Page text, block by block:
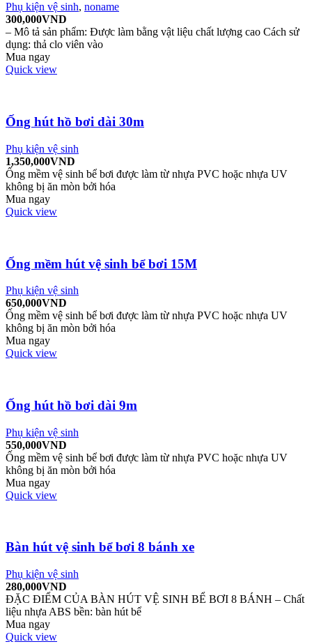
Phụ kiện vệ sinh, noname
300,000VND
– Mô tả sản phẩm: Được làm bằng vật liệu chất lượng cao Cách sử
dụng: thả clo viên vào
Mua ngay
Quick view
Ống hút hồ bơi dài 30m
Phụ kiện vệ sinh
1,350,000VND
Ống mềm vệ sinh bể bơi được làm từ nhựa PVC hoặc nhựa UV
không bị ăn mòn bởi hóa
Mua ngay
Quick view
Ống mềm hút vệ sinh bể bơi 15M
Phụ kiện vệ sinh
650,000VND
Ống mềm vệ sinh bể bơi được làm từ nhựa PVC hoặc nhựa UV
không bị ăn mòn bởi hóa
Mua ngay
Quick view
Ống hút hồ bơi dài 9m
Phụ kiện vệ sinh
550,000VND
Ống mềm vệ sinh bể bơi được làm từ nhựa PVC hoặc nhựa UV
không bị ăn mòn bởi hóa
Mua ngay
Quick view
Bàn hút vệ sinh bể bơi 8 bánh xe
Phụ kiện vệ sinh
280,000VND
ĐẶC ĐIỂM CỦA BÀN HÚT VỆ SINH BỂ BƠI 8 BÁNH – Chất
liệu nhựa ABS bền: bàn hút bể
Mua ngay
Quick view